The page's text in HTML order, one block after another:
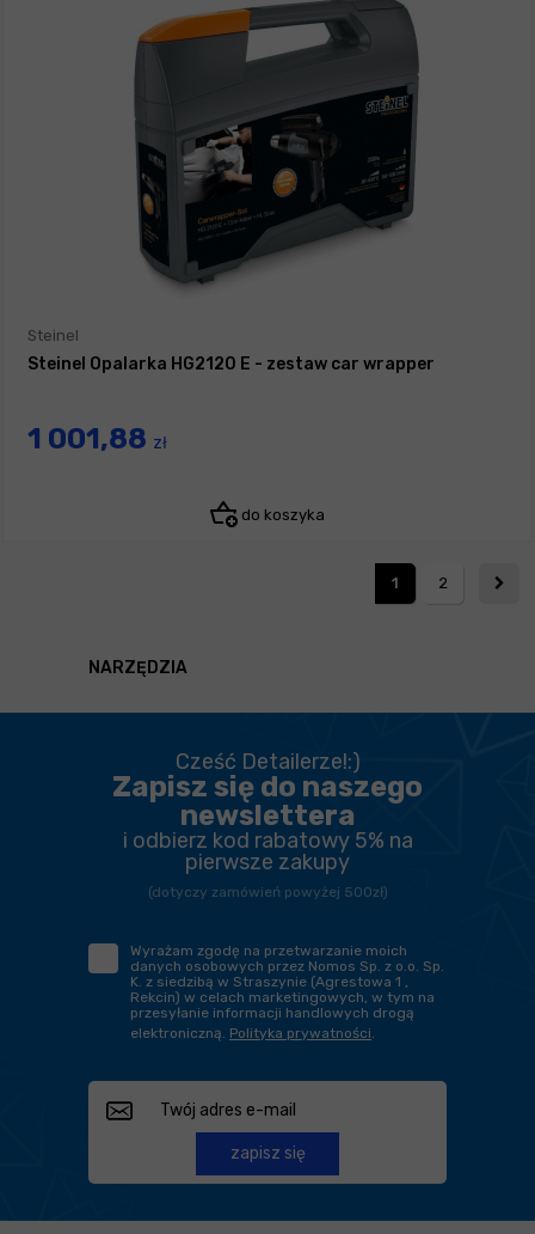
Steinel
Steinel Opalarka HG2120 E - zestaw car wrapper
1 001,88 zł
do koszyka
1 2
NARZĘDZIA
Cześć Detailerze!:)
Zapisz się do naszego
newslettera
i odbierz kod rabatowy 5% na
pierwsze zakupy
(dotyczy zamówień powyżej 500zł)
Wyrażam zgodę na przetwarzanie moich
danych osobowych przez Nomos Sp. z o.o. Sp.
K. z siedzibą w Straszynie (Agrestowa 1 ,
Rekcin) w celach marketingowych, w tym na
przesyłanie informacji handlowych drogą
elektroniczną. Polityka prywatności
zapisz się